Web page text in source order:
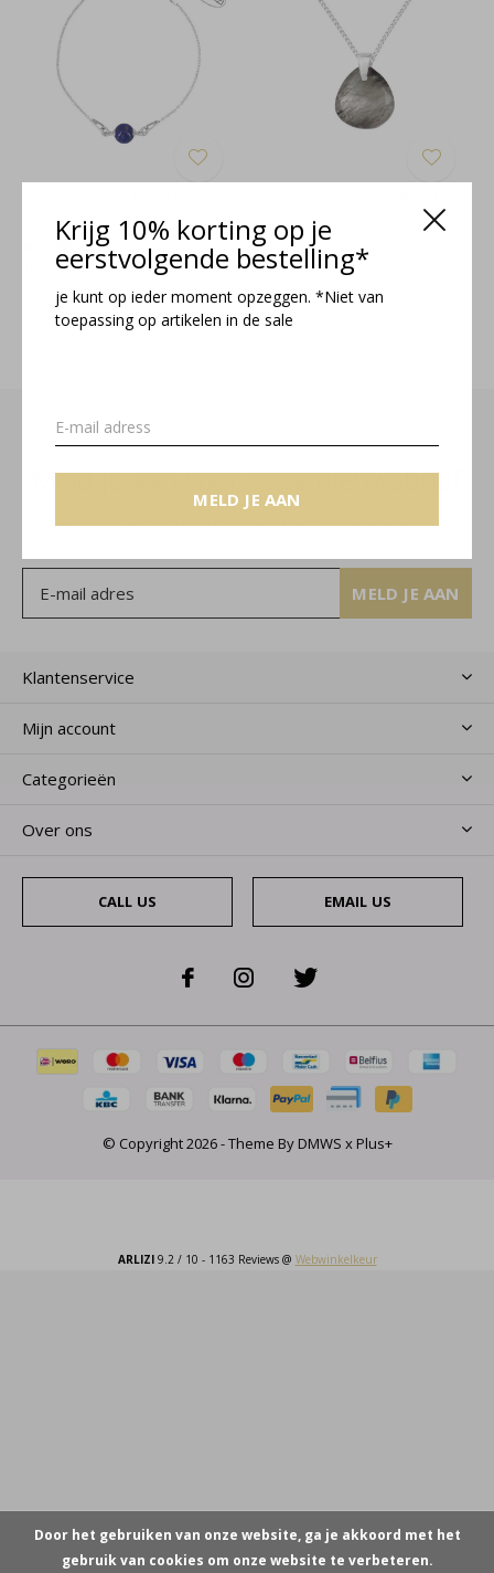
Krijg 10% korting op je
eerstvolgende bestelling*
je kunt op ieder moment opzeggen. *Niet van
toepassing op artikelen in de sale
MELD JE AAN
zilver - 2329
€32,95
Incl. btw
925 zilver - 2123
€54,95
Incl. btw
Seen 4 of the 4 products
Meld je aan voor onze nieuwsbrief
Ontvang de nieuwste aanbiedingen en promoties
MELD JE AAN
Klantenservice
Mijn account
Categorieën
Over ons
CALL US EMAIL US
© Copyright2026- Theme ByDMWS xPlus+
ARLIZI9.2/ 10 - 1163 Reviews @ Webwinkelkeur
Door het gebruiken van onze website, ga je akkoord met het
gebruik van cookies om onze website te verbeteren.